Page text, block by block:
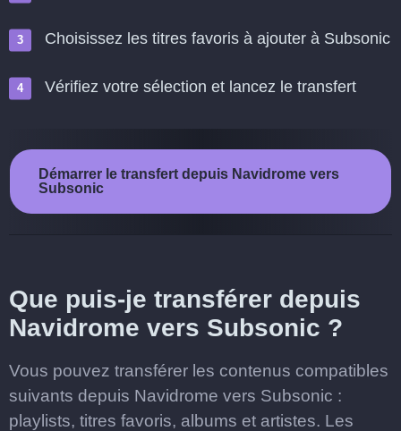
Choisissez les titres favoris à ajouter à Subsonic
Vérifiez votre sélection et lancez le transfert
Démarrer le transfert depuis Navidrome vers
Subsonic
Que puis-je transférer depuis
Navidrome vers Subsonic ?
Vous pouvez transférer les contenus compatibles
suivants depuis Navidrome vers Subsonic :
playlists, titres favoris, albums et artistes. Les